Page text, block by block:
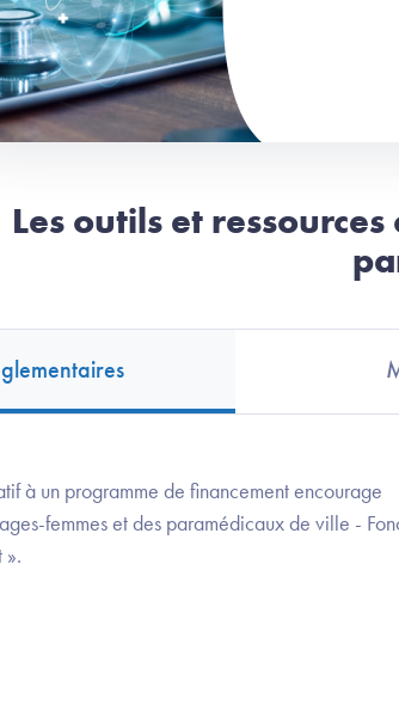
Les outils et
à un programme de financement encourage
femmes et des paramédicaux de ville -
».